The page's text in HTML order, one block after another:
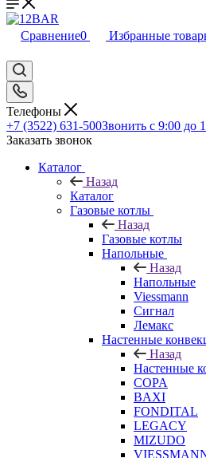
Сравнение0 Избранные
Телефоны
+7 (3522) 631-500Звонить с 9:00 до
Заказать звонок
Каталог
Назад
Каталог
Газовые котлы
Назад
Газовые котлы
Напольные
Назад
Напольные
Viessmann
Сигнал
Лемакс
Настенные
Назад
Настенные
COPA
BAXI
FONDITAL
LEGACY
MIZUDO